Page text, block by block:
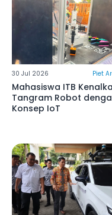
30 Jul 2026 Piet
Mahasiswa ITB
Tangram Robot
Konsep IoT